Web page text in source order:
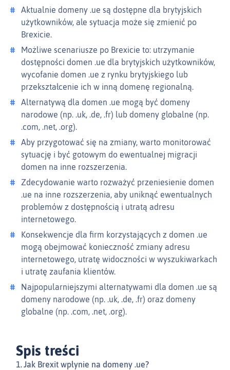
Aktualnie domeny .ue są dostępne dla brytyjskich
użytkowników, ale sytuacja może się zmienić po
Brexicie.
Możliwe scenariusze po Brexicie to: utrzymanie
dostępności domen .ue dla brytyjskich użytkowników,
wycofanie domen .ue z rynku brytyjskiego lub
przekształcenie ich w inną domenę regionalną.
Alternatywą dla domen .ue mogą być domeny
narodowe (np. .uk, .de, .fr) lub domeny globalne (np.
.com, .net, .org).
Aby przygotować się na zmiany, warto monitorować
sytuację i być gotowym do ewentualnej migracji
domen na inne rozszerzenia.
Zdecydowanie warto rozważyć przeniesienie domen
.ue na inne rozszerzenia, aby uniknąć ewentualnych
problemów z dostępnością i utratą adresu
internetowego.
Konsekwencje dla firm korzystających z domen .ue
mogą obejmować konieczność zmiany adresu
internetowego, utratę widoczności w wyszukiwarkach
i utratę zaufania klientów.
Najpopularniejszymi alternatywami dla domen .ue są
domeny narodowe (np. .uk, .de, .fr) oraz domeny
globalne (np. .com, .net, .org).
Spis treści
Jak Brexit wpłynie na domeny .ue?